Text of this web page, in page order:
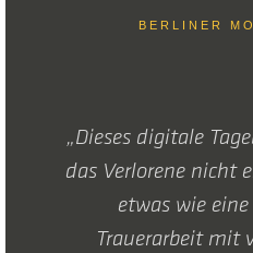
BERLINER
„Dieses digitale
das Verlorene nicht
etwas wie
Trauerarbeit mit